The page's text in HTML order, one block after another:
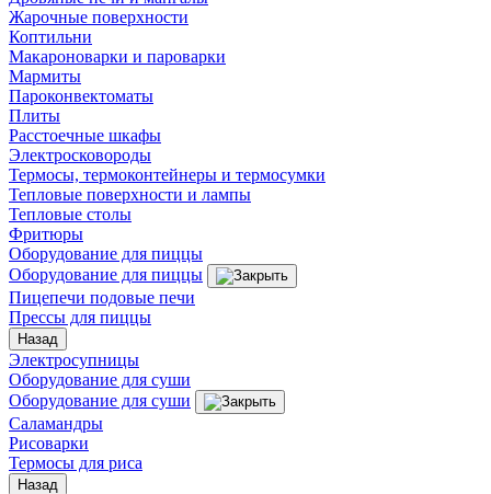
Жарочные поверхности
Коптильни
Макароноварки и пароварки
Мармиты
Пароконвектоматы
Плиты
Расстоечные шкафы
Электросковороды
Термосы, термоконтейнеры и термосумки
Тепловые поверхности и лампы
Тепловые столы
Фритюры
Оборудование для пиццы
Оборудование для пиццы
Пицепечи подовые печи
Прессы для пиццы
Назад
Электросупницы
Оборудование для суши
Оборудование для суши
Саламандры
Рисоварки
Термосы для риса
Назад